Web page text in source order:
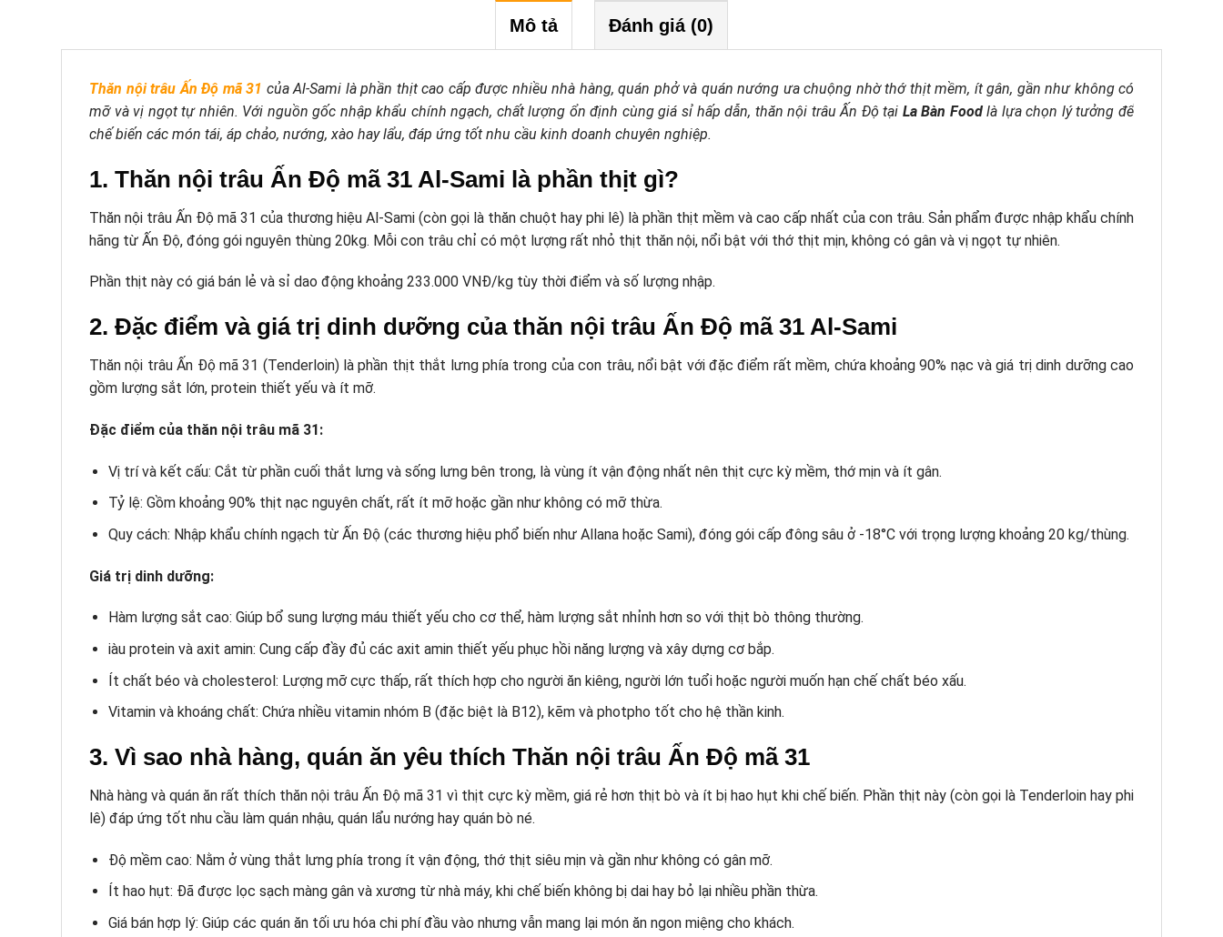
Mô tả Đánh giá (0)
Thăn nội trâu Ấn Độ mã 31 của Al-Sami là phần thịt cao cấp được nhiều nhà hàng, quán phở và quán nướng ưa chuộng nhờ thớ thịt mềm, ít gân, gần như không có
mỡ và vị ngọt tự nhiên. Với nguồn gốc nhập khẩu chính ngạch, chất lượng ổn định cùng giá sỉ hấp dẫn, thăn nội trâu Ấn Độ tại La Bàn Foodlà lựa chọn lý tưởng để
chế biến các món tái, áp chảo, nướng, xào hay lẩu, đáp ứng tốt nhu cầu kinh doanh chuyên nghiệp.
1. Thăn nội trâu Ấn Độ mã 31 Al-Sami là phần thịt gì?
Thăn nội trâu Ấn Độ mã 31 của thương hiệu Al-Sami (còn gọi là thăn chuột hay phi lê) là phần thịt mềm và cao cấp nhất của con trâu. Sản phẩm được nhập khẩu chính
hãng từ Ấn Độ, đóng gói nguyên thùng 20kg. Mỗi con trâu chỉ có một lượng rất nhỏ thịt thăn nội, nổi bật với thớ thịt mịn, không có gân và vị ngọt tự nhiên.
Phần thịt này có giá bán lẻ và sỉ dao động khoảng 233.000 VNĐ/kg tùy thời điểm và số lượng nhập.
2. Đặc điểm và giá trị dinh dưỡng của thăn nội trâu Ấn Độ mã 31 Al-Sami
Thăn nội trâu Ấn Độ mã 31 (Tenderloin) là phần thịt thắt lưng phía trong của con trâu, nổi bật với đặc điểm rất mềm, chứa khoảng 90% nạc và giá trị dinh dưỡng cao
gồm lượng sắt lớn, protein thiết yếu và ít mỡ.
Đặc điểm của thăn nội trâu mã 31:
Vị trí và kết cấu: Cắt từ phần cuối thắt lưng và sống lưng bên trong, là vùng ít vận động nhất nên thịt cực kỳ mềm, thớ mịn và ít gân.
Tỷ lệ: Gồm khoảng 90% thịt nạc nguyên chất, rất ít mỡ hoặc gần như không có mỡ thừa.
Quy cách: Nhập khẩu chính ngạch từ Ấn Độ (các thương hiệu phổ biến như Allana hoặc Sami), đóng gói cấp đông sâu ở -18°C với trọng lượng khoảng 20 kg/thùng.
Giá trị dinh dưỡng:
Hàm lượng sắt cao: Giúp bổ sung lượng máu thiết yếu cho cơ thể, hàm lượng sắt nhỉnh hơn so với thịt bò thông thường.
iàu protein và axit amin: Cung cấp đầy đủ các axit amin thiết yếu phục hồi năng lượng và xây dựng cơ bắp.
Ít chất béo và cholesterol: Lượng mỡ cực thấp, rất thích hợp cho người ăn kiêng, người lớn tuổi hoặc người muốn hạn chế chất béo xấu.
Vitamin và khoáng chất: Chứa nhiều vitamin nhóm B (đặc biệt là B12), kẽm và photpho tốt cho hệ thần kinh.
3. Vì sao nhà hàng, quán ăn yêu thích Thăn nội trâu Ấn Độ mã 31
Nhà hàng và quán ăn rất thích thăn nội trâu Ấn Độ mã 31 vì thịt cực kỳ mềm, giá rẻ hơn thịt bò và ít bị hao hụt khi chế biến. Phần thịt này (còn gọi là Tenderloin hay phi
lê) đáp ứng tốt nhu cầu làm quán nhậu, quán lẩu nướng hay quán bò né.
Độ mềm cao: Nằm ở vùng thắt lưng phía trong ít vận động, thớ thịt siêu mịn và gần như không có gân mỡ.
Ít hao hụt: Đã được lọc sạch màng gân và xương từ nhà máy, khi chế biến không bị dai hay bỏ lại nhiều phần thừa.
Giá bán hợp lý: Giúp các quán ăn tối ưu hóa chi phí đầu vào nhưng vẫn mang lại món ăn ngon miệng cho khách.